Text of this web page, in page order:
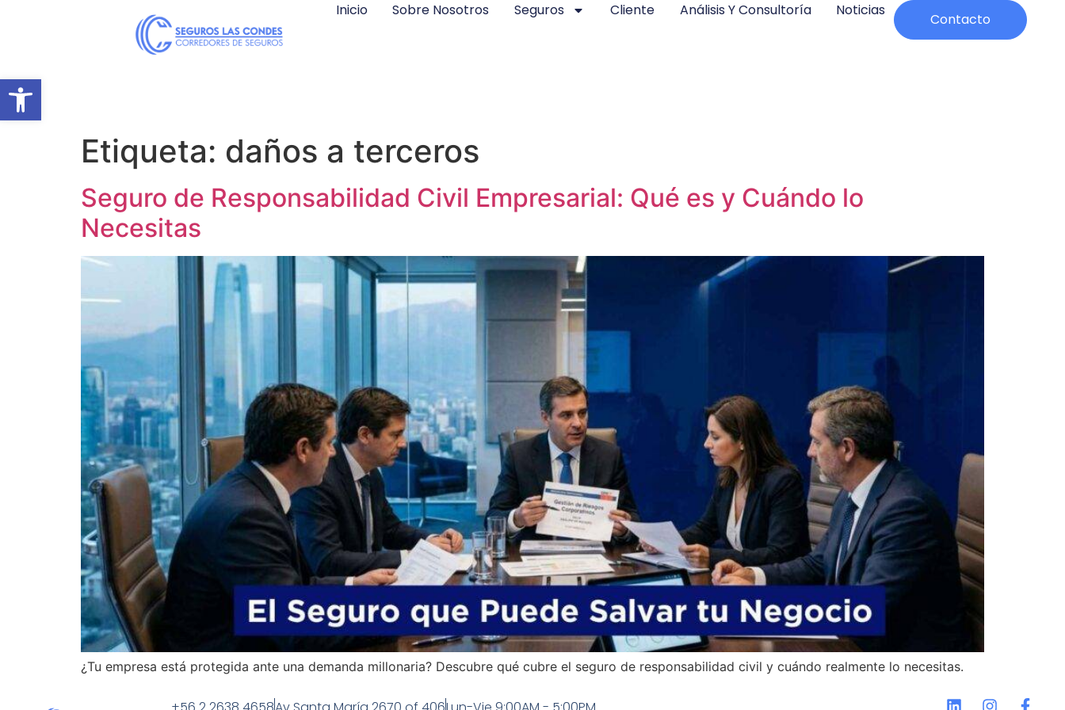
Abrir barra de herramientas
Inicio Sobre Nosotros Seguros Cliente Análisis Y Consultoría Noticias
Contacto
Etiqueta: daños a terceros
Seguro de Responsabilidad Civil Empresarial: Qué es y Cuándo lo
Necesitas
¿Tu empresa está protegida ante una demanda millonaria? Descubre qué cubre el seguro de responsabilidad civil y cuándo realmente lo necesitas.